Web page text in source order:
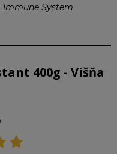
Immune System
400g - Višňa